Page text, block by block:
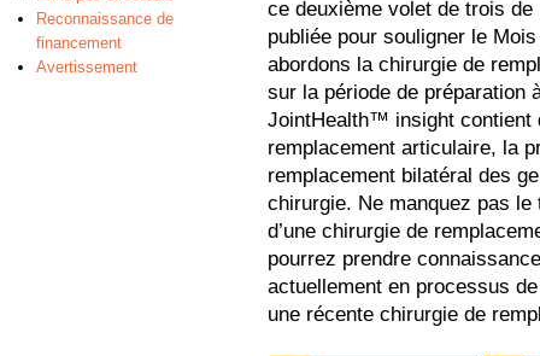
Reconnaissance de
financement
Avertissement
ce deuxième volet de trois
publiée pour souligner le
abordons la chirurgie de
sur la période de préparation
JointHealth™ insight contient
remplacement articulaire, la
remplacement bilatéral des
chirurgie. Ne manquez pas
d’une chirurgie de
pourrez prendre
actuellement en processus
une récente chirurgie de